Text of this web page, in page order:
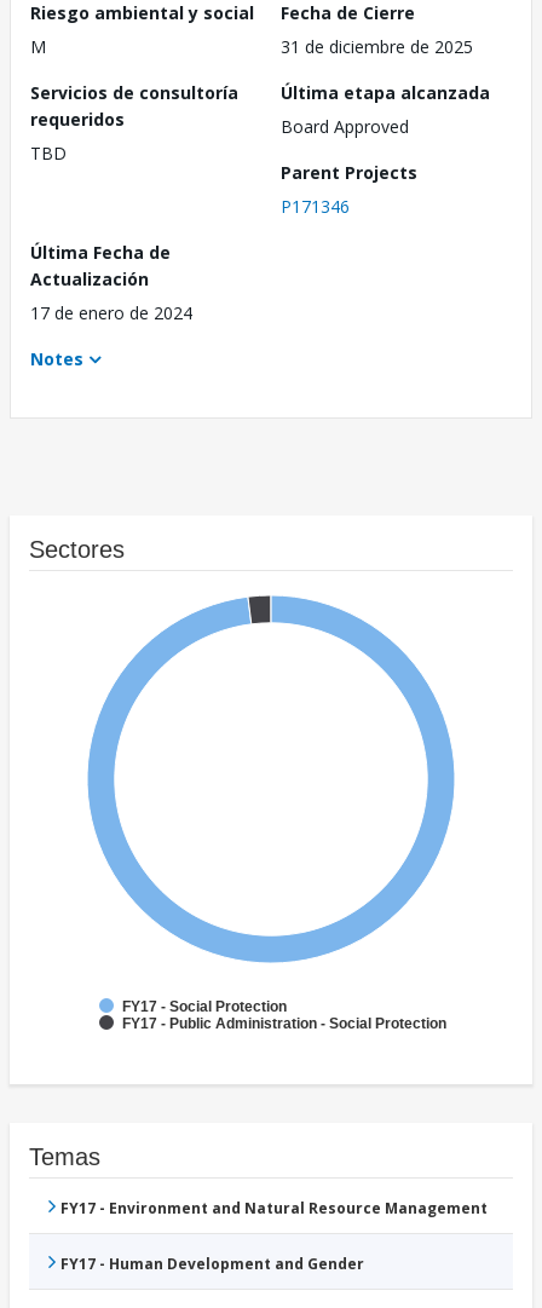
Riesgo ambiental y social
M
Fecha de Cierre
31 de diciembre de 2025
Servicios de consultoría
requeridos
TBD
Última etapa alcanzada
Board Approved
Parent Projects
P171346
Última Fecha de
Actualización
17 de enero de 2024
Notes
Sectores
FY17 - Social Protection
FY17 - Public Administration - Social Protection
Temas
FY17 - Environment and Natural Resource Management
FY17 - Human Development and Gender